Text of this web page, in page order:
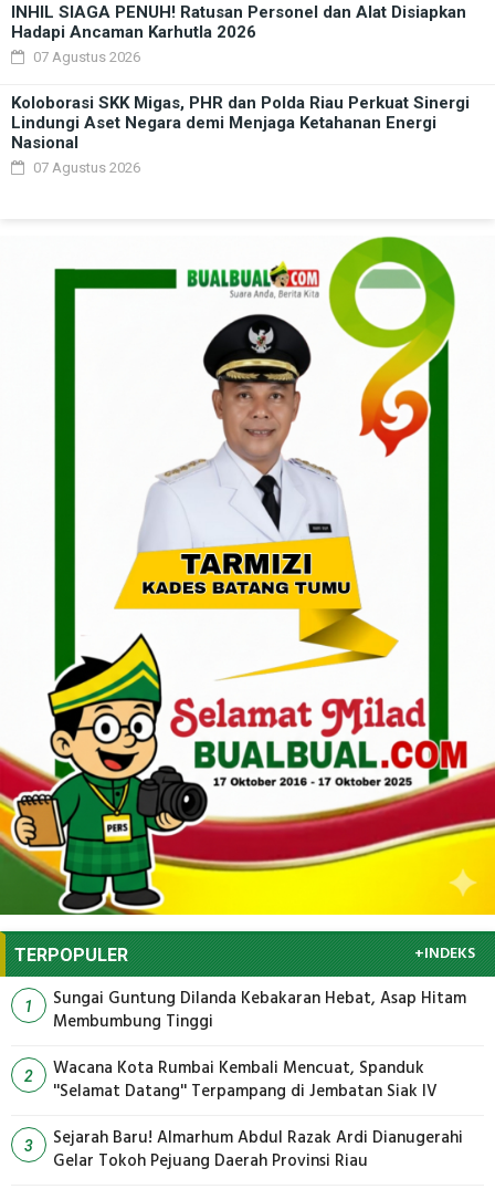
INHIL SIAGA PENUH! Ratusan Personel dan Alat Disiapkan
Hadapi Ancaman Karhutla 2026
07 Agustus 2026
Koloborasi SKK Migas, PHR dan Polda Riau Perkuat Sinergi
Lindungi Aset Negara demi Menjaga Ketahanan Energi
Nasional
07 Agustus 2026
TERPOPULER +INDEKS
1
Sungai Guntung Dilanda Kebakaran Hebat, Asap Hitam
Membumbung Tinggi
2
Wacana Kota Rumbai Kembali Mencuat, Spanduk
''Selamat Datang'' Terpampang di Jembatan Siak IV
3
Sejarah Baru! Almarhum Abdul Razak Ardi Dianugerahi
Gelar Tokoh Pejuang Daerah Provinsi Riau